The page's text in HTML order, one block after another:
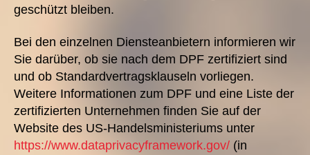
geschützt bleiben.
Bei den einzelnen Diensteanbietern informieren wir
Sie darüber, ob sie nach dem DPF zertifiziert sind
und ob Standardvertragsklauseln vorliegen.
Weitere Informationen zum DPF und eine Liste der
zertifizierten Unternehmen finden Sie auf der
Website des US-Handelsministeriums unter
https://www.dataprivacyframework.gov/ (in